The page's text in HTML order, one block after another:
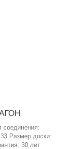
соединения:
Размер доски:
30 лет